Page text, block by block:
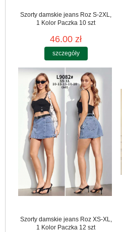
Szorty damskie jeans Roz S-2XL,
1 Kolor Paczka 10 szt
46.00 zł
szczegóły
Szorty damskie jeans Roz XS-XL,
1 Kolor Paczka 12 szt